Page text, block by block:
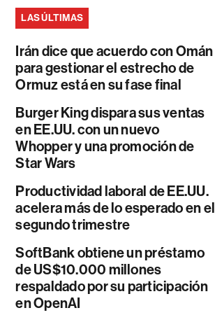
LAS ÚLTIMAS
Irán dice que acuerdo con Omán
para gestionar el estrecho de
Ormuz está en su fase final
Burger King dispara sus ventas
en EE.UU. con un nuevo
Whopper y una promoción de
Star Wars
Productividad laboral de EE.UU.
acelera más de lo esperado en el
segundo trimestre
SoftBank obtiene un préstamo
de US$10.000 millones
respaldado por su participación
en OpenAI